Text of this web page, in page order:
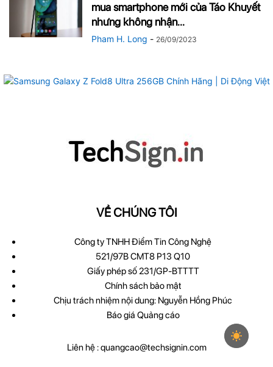
mua smartphone mới của Táo Khuyết
nhưng không nhận...
Pham H. Long - 26/09/2023
VỀ CHÚNG TÔI
Công ty TNHH Điểm Tin Công Nghệ
521/97B CMT8 P13 Q10
Giấy phép số 231/GP-BTTTT
Chính sách bảo mật
Chịu trách nhiệm nội dung: Nguyễn Hồng Phúc
Báo giá Quảng cáo
Liên hệ :quangcao@techsignin.com